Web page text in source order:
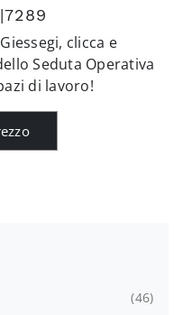
clicca e
Seduta Operativa
di lavoro!
46